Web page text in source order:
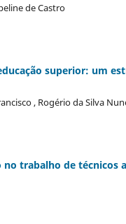
de Castro
superior: um
, Rogério da Silva
no trabalho de técnicos